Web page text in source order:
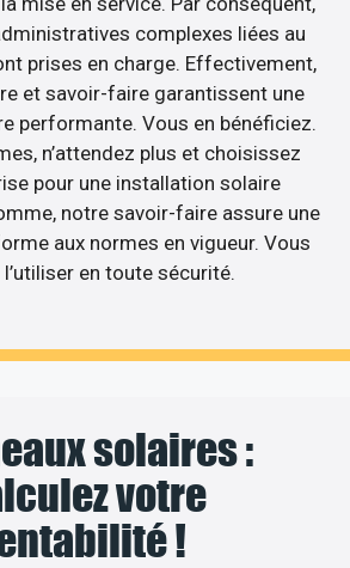
complexes liées au
prises en charge. Effectivement,
et savoir-faire garantissent une
performante. Vous en bénéficiez.
n’attendez plus et choisissez
pour une installation solaire
notre savoir-faire assure une
aux normes en vigueur. Vous
en toute sécurité.
solaires :
votre
!